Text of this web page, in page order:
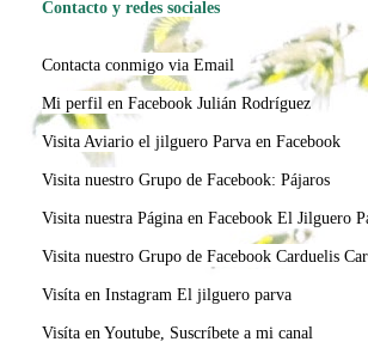
Contacto y redes sociales
Contacta conmigo via Email
Mi perfil en Facebook Julián Rodríguez
Visita Aviario el jilguero Parva en Facebook
Visita nuestro Grupo de Facebook: Pájaros
Visita nuestra Página en Facebook El Jilguero
Visita nuestro Grupo de Facebook Carduelis
Visíta en Instagram El jilguero parva
Visíta en Youtube, Suscríbete a mi canal